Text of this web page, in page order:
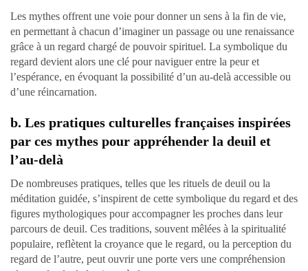
Les mythes offrent une voie pour donner un sens à la fin de vie,
en permettant à chacun d’imaginer un passage ou une renaissance
grâce à un regard chargé de pouvoir spirituel. La symbolique du
regard devient alors une clé pour naviguer entre la peur et
l’espérance, en évoquant la possibilité d’un au-delà accessible ou
d’une réincarnation.
b. Les pratiques culturelles françaises inspirées
par ces mythes pour appréhender la deuil et
l’au-delà
De nombreuses pratiques, telles que les rituels de deuil ou la
méditation guidée, s’inspirent de cette symbolique du regard et des
figures mythologiques pour accompagner les proches dans leur
parcours de deuil. Ces traditions, souvent mêlées à la spiritualité
populaire, reflètent la croyance que le regard, ou la perception du
regard de l’autre, peut ouvrir une porte vers une compréhension